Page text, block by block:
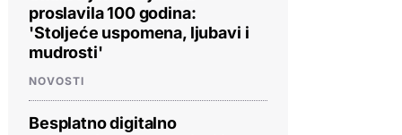
proslavila 100 godina:
'Stoljeće uspomena, ljubavi i
mudrosti'
NOVOSTI
Besplatno digitalno